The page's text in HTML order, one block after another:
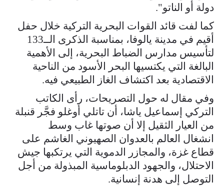
دولة أو الناتو".
كما لفت قائد القوات البحرية التركية خلال حفل
أقيم في مدينة يالوفا، بمناسبة الذكرى الــ133
لتأسيس مدارس الضباط البحرية، إلى الأهمية
البالغة التي يكتسيها البحر الأسود من الناحية
الاقتصادية بعد اكتشاف الغاز الطبيعي فيه.
وفي مقال له حول التصريحات، رأى الكاتب
التركي إسماعيل ياشا، أن تاتلي أوغلو فجَّر قنبلة
من العيار الثقيل إلا أن صوتها غاب وسط
انشغال العالم بالعدوان الصهيوني الغاشم على
قطاع غزة، والمجازر الدموية التي يرتكبها جيش
الاحتلال، والجهود الدبلوماسية المبذولة من أجل
التوصل إلى هدنة إنسانية.